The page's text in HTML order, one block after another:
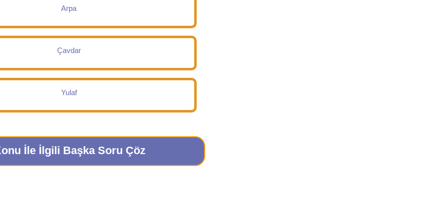
Arpa
Çavdar
Yulaf
İle İlgili Başka Soru Çöz